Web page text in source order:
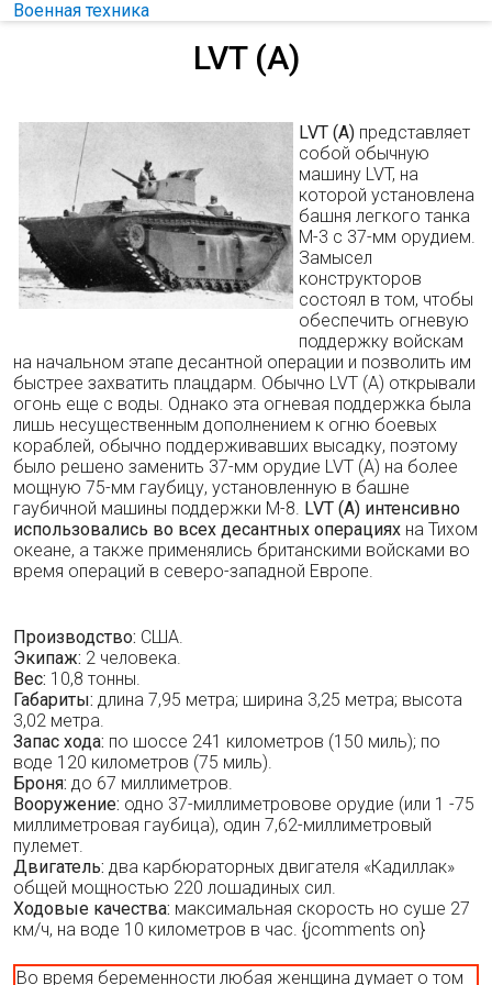
Военная техника
LVT (А)
LVT (А) представляет
собой обычную
машину LVT, на
которой установлена
башня легкого танка
М-3 с 37-мм орудием.
Замысел
конструкторов
состоял в том, чтобы
обеспечить огневую
поддержку войскам
на начальном этапе десантной операции и позволить им
быстрее захватить плацдарм. Обычно LVT (А) открывали
огонь еще с воды. Однако эта огневая поддержка была
лишь несущественным дополнением к огню боевых
кораблей, обычно поддерживавших высадку, поэтому
было решено заменить 37-мм орудие LVT (А) на более
мощную 75-мм гаубицу, установленную в башне
гаубичной машины поддержки М-8. LVT (А) интенсивно
использовались во всех десантных операциях на Тихом
океане, а также применялись британскими войсками во
время операций в северо-западной Европе.
Производство: США.
Экипаж: 2 человека.
Вес: 10,8 тонны.
Габариты: длина 7,95 метра; ширина 3,25 метра; высота
3,02 метра.
Запас хода: по шоссе 241 километров (150 миль); по
воде 120 километров (75 миль).
Броня: до 67 миллиметров.
Вооружение: одно 37-миллиметровове орудие (или 1 -75
миллиметровая гаубица), один 7,62-миллиметровый
пулемет.
Двигатель: два карбюраторных двигателя «Кадиллак»
общей мощностью 220 лошадиных сил.
Ходовые качества: максимальная скорость но суше 27
км/ч, на воде 10 километров в час. {jcomments on}
Во время беременности любая женщина думает о том